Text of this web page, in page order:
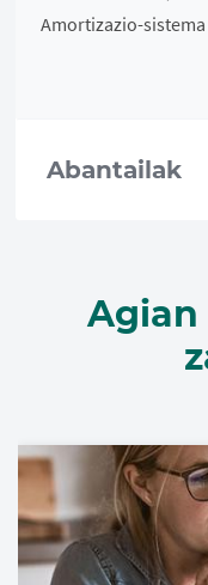
Amortizazio-
Abantailak